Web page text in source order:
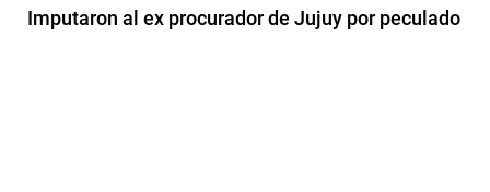
Imputaron al ex procurador de Jujuy por peculado